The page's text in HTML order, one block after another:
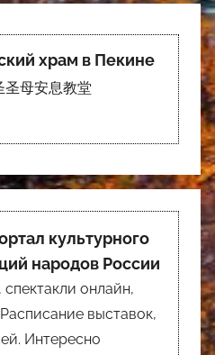
храм в Пекине
圣母安息教堂
культурного
народов России
онлайн,
выставок,
Интересно